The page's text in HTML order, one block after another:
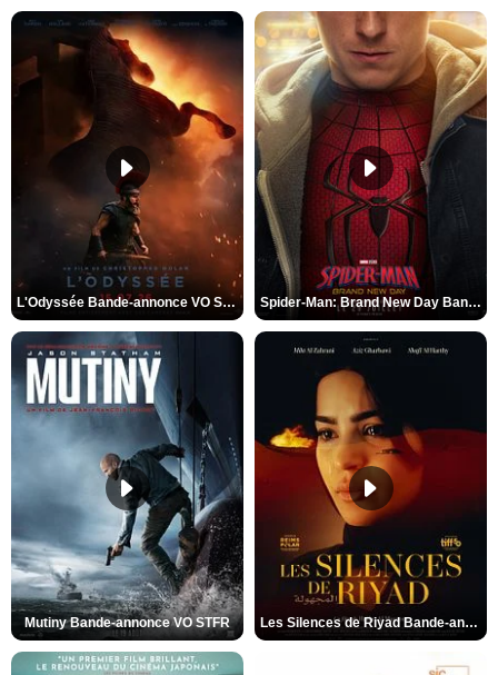
L'Odyssée Bande-annonce VO STFR Spider-Man: Brand New Day Bande-annonce VO STFR
Mutiny Bande-annonce VO STFR Les Silences de Riyad Bande-annonce VO STFR